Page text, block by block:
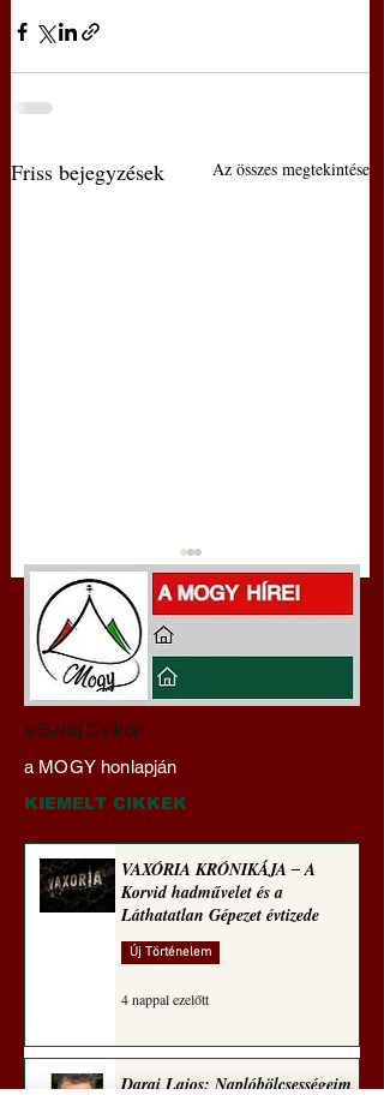
Friss bejegyzések Az összes megtekintése
Darai Lajos:
Naplóbölcsességeim
(2025)
a Szilaj Csikón
a MOGY honlapján
KIEMELT CIKKEK
VAXÓRIA KRÓNIKÁJA ‒ A
Korvid hadművelet és a
Láthatatlan Gépezet évtizede
Új Történelem
4 nappal ezelőtt
Darai Lajos: Naplóbölcsességeim